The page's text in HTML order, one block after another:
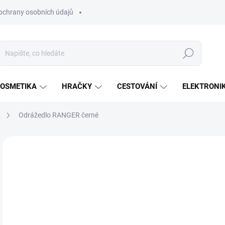
osobních údajů
Hledat
HRAČKY CESTOVÁNÍ
Odrážedlo RANGER černé